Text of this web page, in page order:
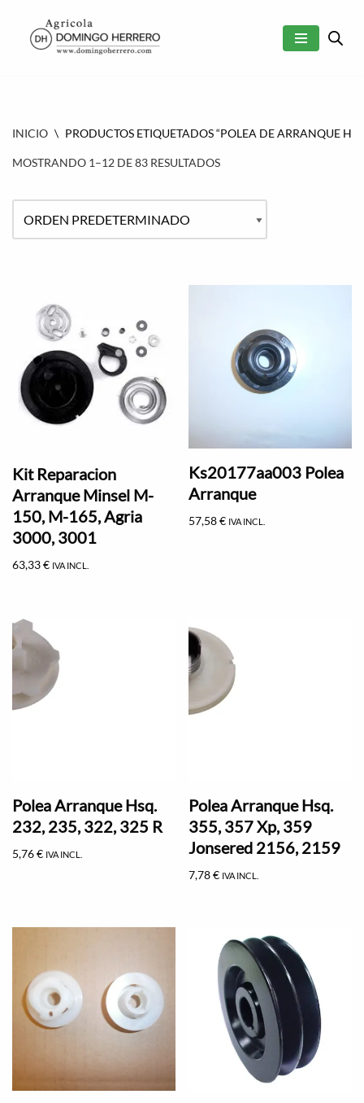
SALTAR
INICIO \ PRODUCTOS ETIQUETADOS “POLEA DE ARRANQUE
MOSTRANDO 1–12 DE 83 RESULTADOS
Kit Reparacion
Arranque Minsel M-
150, M-165, Agria
3000, 3001
63,33€ IVA INCL.
Ks20177aa003 Polea
Arranque
57,58€ IVA INCL.
Polea Arranque Hsq.
232, 235, 322, 325 R
5,76€ IVA INCL.
Polea Arranque Hsq.
355, 357 Xp, 359
Jonsered 2156, 2159
7,78€ IVA INCL.